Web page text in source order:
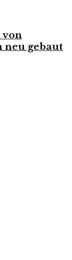
von
gebaut